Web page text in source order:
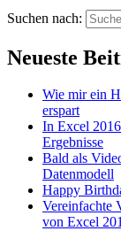
Suchen nach:
Neueste
Wie mir ein
erspart
In Excel
Ergebnisse
Bald als
Datenmodell
Happy
Vereinfachte
von Excel